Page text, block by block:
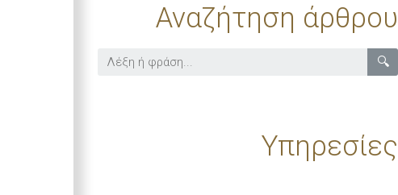
Αναζήτηση άρθρου
🔍
Υπηρεσίες